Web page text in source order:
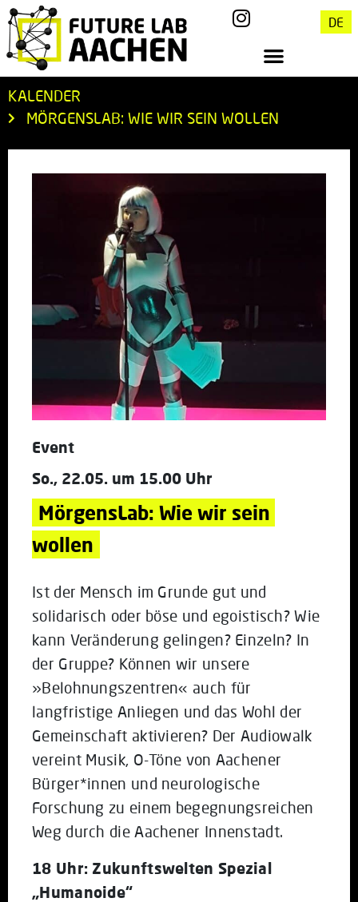
DE
KALENDER
MÖRGENSLAB: WIE WIR SEIN WOLLEN
Event
So., 22.05. um 15.00 Uhr
MörgensLab: Wie wir sein
wollen
Ist der Mensch im Grunde gut und
solidarisch oder böse und egoistisch? Wie
kann Veränderung gelingen? Einzeln? In
der Gruppe? Können wir unsere
»Belohnungszentren« auch für
langfristige Anliegen und das Wohl der
Gemeinschaft aktivieren? Der Audiowalk
vereint Musik, O-Töne von Aachener
Bürger*innen und neurologische
Forschung zu einem begegnungsreichen
Weg durch die Aachener Innenstadt.
18 Uhr: Zukunftswelten Spezial
„Humanoide“